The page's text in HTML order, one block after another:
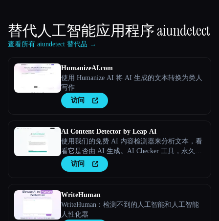
替代人工智能应用程序aiundetect
查看所有 aiundetect 替代品 →
HumanizeAI.com
使用 Humanize AI 将 AI 生成的文本转换为类人
写作
访问
AI Content Detector by Leap AI
使用我们的免费 AI 内容检测器来分析文本，看
看它是否由 AI 生成。AI Checker 工具，永久免
费。访问
WriteHuman
WriteHuman：检测不到的人工智能和人工智能
人性化器